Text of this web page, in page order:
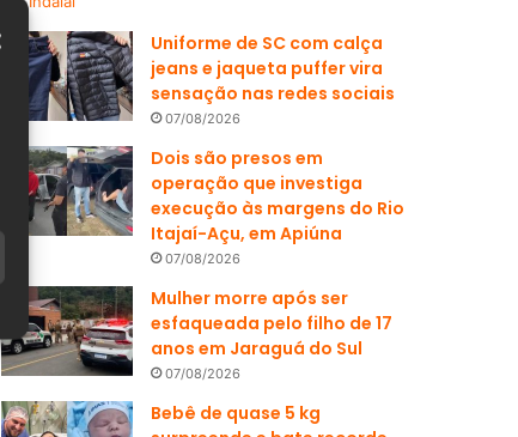
Uniforme de SC com calça
jeans e jaqueta puffer vira
sensação nas redes sociais
07/08/2026
Dois são presos em
operação que investiga
execução às margens do Rio
Itajaí-Açu, em Apiúna
07/08/2026
Mulher morre após ser
esfaqueada pelo filho de 17
anos em Jaraguá do Sul
07/08/2026
Bebê de quase 5 kg